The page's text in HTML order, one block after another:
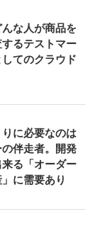
な人が商品を
るテストマー
てのクラウド
に必要なのは
伴走者。開発
る「オーダー
に需要あり